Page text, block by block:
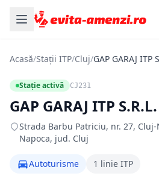
Acasă/Stații ITP/Cluj/GAP GARAJ ITP
Stație activă CJ231
GAP GARAJ ITP S.R.L.
Strada Barbu Patriciu, nr. 27,
Napoca, jud. Cluj
Autoturisme 1 linie ITP